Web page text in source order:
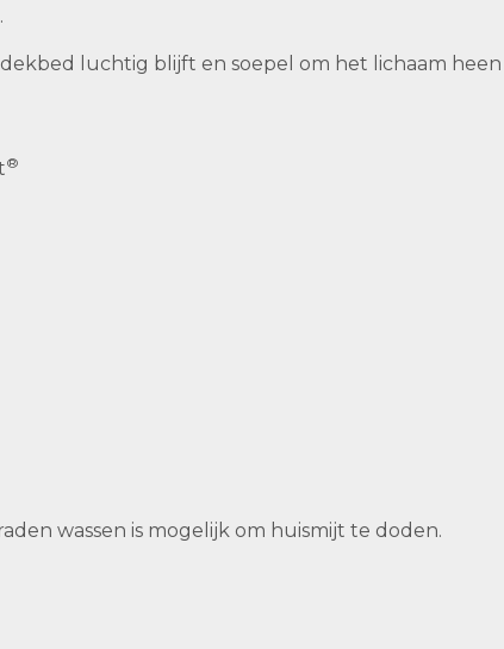
luchtig blijft en soepel om het lichaam
®
wassen is mogelijk om huismijt te doden.